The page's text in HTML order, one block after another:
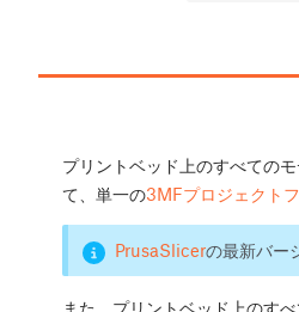
プリントベッド上のすべての
て、単一の3MFプロジェクト
PrusaSlicerの最新バー
また、プリントベッド上のすべ